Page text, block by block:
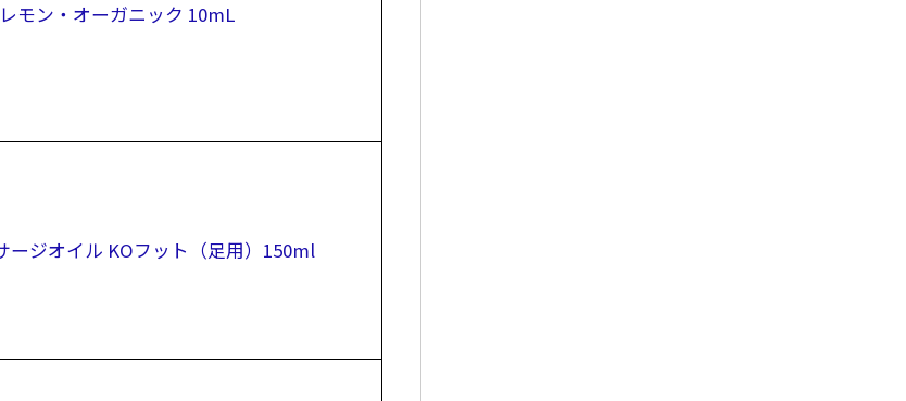
レモン・オーガニック 10mL
ージオイル KOフット（足用）150ml